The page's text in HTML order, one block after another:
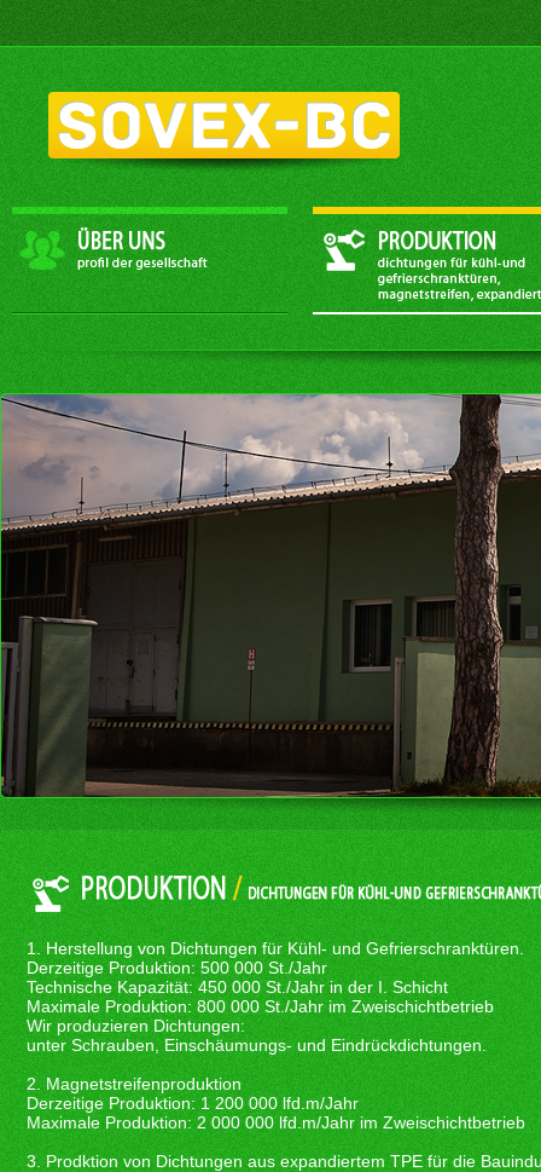
1. Herstellung von Dichtungen für Kühl- und Gefrierschranktüren.
Derzeitige Produktion: 500 000 St./Jahr
Technische Kapazität: 450 000 St./Jahr in der I. Schicht
Maximale Produktion: 800 000 St./Jahr im Zweischichtbetrieb
Wir produzieren Dichtungen:
unter Schrauben, Einschäumungs- und Eindrückdichtungen.
2. Magnetstreifenproduktion
Derzeitige Produktion: 1 200 000 lfd.m/Jahr
Maximale Produktion: 2 000 000 lfd.m/Jahr im Zweischichtbetrieb
3. Prodktion von Dichtungen aus expandiertem TPE für die